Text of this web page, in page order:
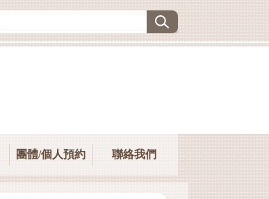
團體/個人預約 聯絡我們